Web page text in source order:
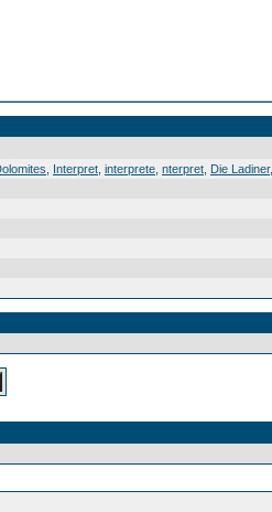
Interpret interprete nterpret Die Ladiner,